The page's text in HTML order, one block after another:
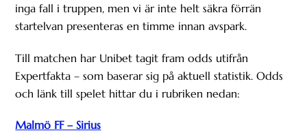
inga fall i truppen, men vi är inte helt säkra förrän
startelvan presenteras en timme innan avspark.
Till matchen har Unibet tagit fram odds utifrån
Expertfakta – som baserar sig på aktuell statistik. Odds
och länk till spelet hittar du i rubriken nedan:
Malmö FF – Sirius